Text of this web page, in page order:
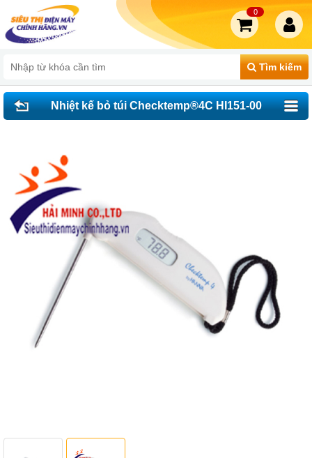
Tìm kiếm
0
Nhiệt kế bỏ túi Checktemp®4C HI151-00